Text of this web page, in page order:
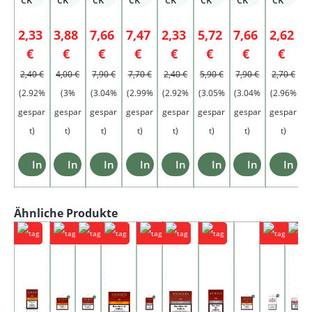
Verkaufspreis:
2,33
€
Regulärer Preis:
2,40 €
(2.92%
gespar
t)
In den Warenkorb
Verkaufspreis:
3,88
€
Regulärer Preis:
4,00 €
(3%
gespar
t)
In den Warenkorb
mit
Filter
Verkaufspreis:
7,66
€
Regulärer Preis:
7,90 €
(3.04%
gespar
t)
In den Warenkorb
Verkaufspreis:
7,47
€
Regulärer Preis:
7,70 €
(2.99%
gespar
t)
In den Warenkorb
Verkaufspreis:
2,33
€
Regulärer Preis:
2,40 €
(2.92%
gespar
t)
In den Warenkorb
Verkaufspreis:
5,72
€
Regulärer Preis:
5,90 €
(3.05%
gespar
t)
In den Warenkorb
mit
Filter
7,66
€
Regulärer
7,90 €
(3.04%
gespar
t)
In den
2,62
€
2,70 €
(2.96%
gespar
t)
In
Produktgalerie überspringen
Ähnliche Produkte